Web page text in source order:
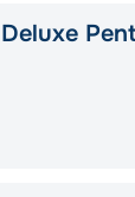
Deluxe